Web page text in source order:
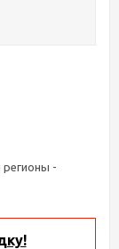
регионы -